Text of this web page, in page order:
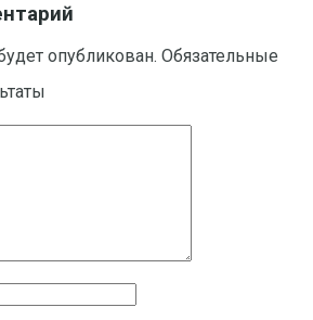
опубликован. Обязательные